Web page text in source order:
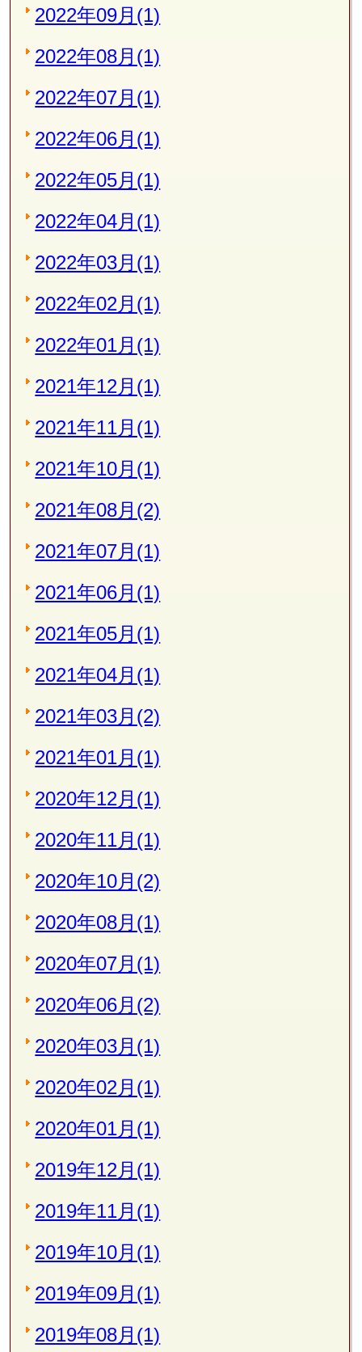
2022年09月(1)
2022年08月(1)
2022年07月(1)
2022年06月(1)
2022年05月(1)
2022年04月(1)
2022年03月(1)
2022年02月(1)
2022年01月(1)
2021年12月(1)
2021年11月(1)
2021年10月(1)
2021年08月(2)
2021年07月(1)
2021年06月(1)
2021年05月(1)
2021年04月(1)
2021年03月(2)
2021年01月(1)
2020年12月(1)
2020年11月(1)
2020年10月(2)
2020年08月(1)
2020年07月(1)
2020年06月(2)
2020年03月(1)
2020年02月(1)
2020年01月(1)
2019年12月(1)
2019年11月(1)
2019年10月(1)
2019年09月(1)
2019年08月(1)